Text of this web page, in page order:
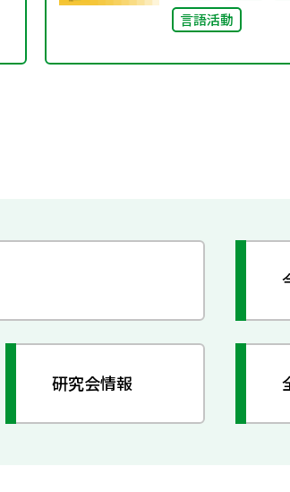
言語活動
研究会情報